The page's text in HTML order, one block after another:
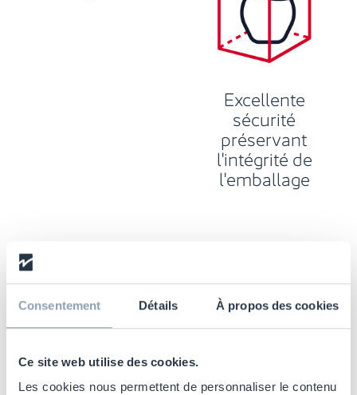
Consentement Détails À propos des cookies
Ce site web utilise des cookies.
Les cookies nous permettent de personnaliser le contenu
Excellente
sécurité
préservant
l'intégrité de
l'emballage
Options de
présentation
multiples, sur
l'étagère ou
suspendue.
Modèle réutilisable